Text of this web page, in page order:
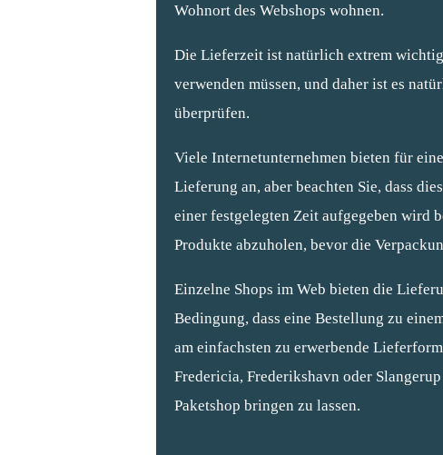
Wohnort des Webshops wohnen.
Die Lieferzeit ist natürlich extrem
verwenden müssen, und daher ist es
überprüfen.
Viele Internetunternehmen bieten für
Lieferung an, aber beachten Sie, dass
einer festgelegten Zeit aufgegeben wird
Produkte abzuholen, bevor die
Einzelne Shops im Web bieten die
Bedingung, dass eine Bestellung zu
am einfachsten zu erwerbende
Fredericia, Frederikshavn oder
Paketshop bringen zu lassen.